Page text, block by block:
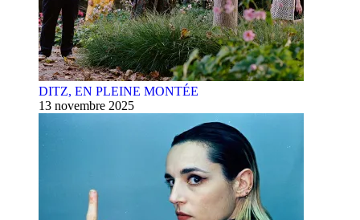
DITZ, EN PLEINE MONTÉE
13 novembre 2025